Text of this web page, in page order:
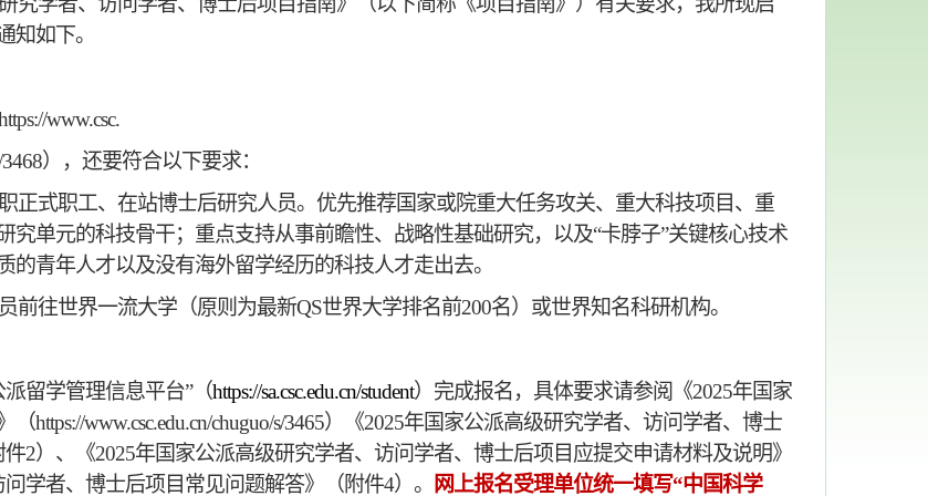
知如下。
www.csc.
）， 还要符合以下要求：
正式职工、在站博士后研究人员。 优先推荐国家或院重大任务攻关、重大科技项目、重
究单元的科技骨干；重点支持从事前瞻性、战略性基础研究，以及“卡脖子”关键核心技术
青年人才以及没有海外留学经历的科技人才走出去。
前往世界一流大学（原则为最新QS世界大学排名前200名）或世界知名科研机构。
派留学管理信息平台”（https://sa.csc.edu.cn/student）完成报名，具体要求请参阅《2025年国家
https://www.csc.edu.cn/chuguo/s/3465）《2025年国家公派高级研究学者、访问学者、博士
2）、《2025年国家公派高级研究学者、访问学者、博士后项目应提交申请材料及说明》
学者、博士后项目常见问题解答》（附件4）。 网上报名受理单位统一填写“中国科学